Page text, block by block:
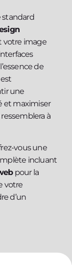
standard
votre image
de
une
et maximiser
à
vous une
incluant
pour la
votre
d’un